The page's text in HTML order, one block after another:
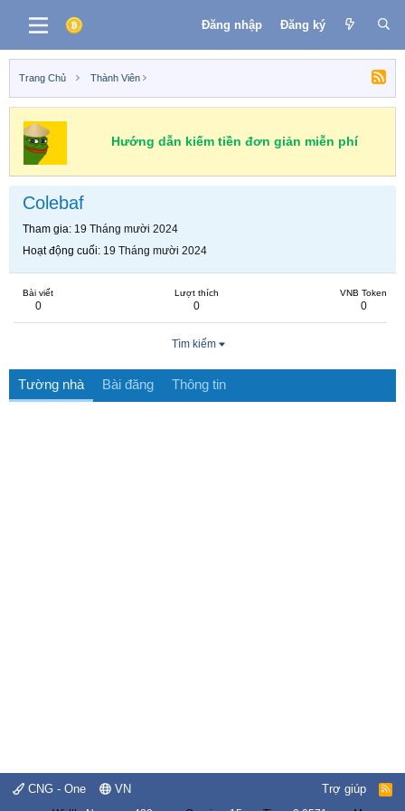
Đăng nhập Đăng ký
Trang Chủ Thành Viên
Hướng dẫn kiếm tiền đơn giản miễn phí
Colebaf
Tham gia 19 Tháng mười 2024
Hoạt động cuối 19 Tháng mười 2024
Bài viết
0
Lượt thích
0
VNB Token
0
Tìm kiếm
Tường nhà Bài đăng Thông tin
CNG - One VN Trợ giúp
R